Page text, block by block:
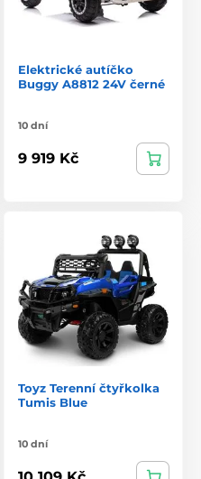
Elektrické autíčko
Buggy A8812 24V černé
10 dní
9 919 Kč
Toyz Terenní čtyřkolka
Tumis Blue
10 dní